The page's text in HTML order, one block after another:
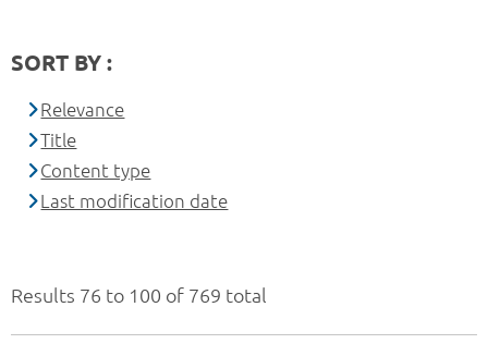
Results 76 to 100 of 769 total
SORT BY :
Relevance
Title
Content type
Last modification date